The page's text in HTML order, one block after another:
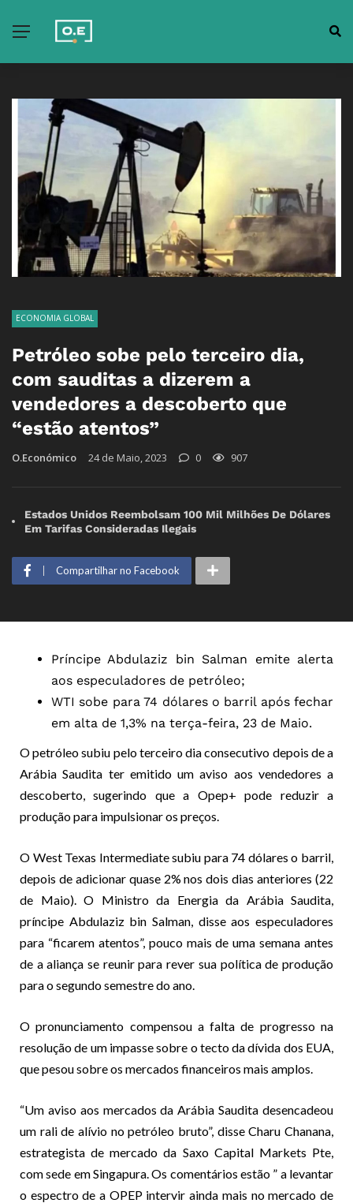
ECONOMIA GLOBAL
Petróleo sobe pelo terceiro dia,
com sauditas a dizerem a
vendedores a descoberto que
“estão atentos”
O.Económico 24 de Maio, 2023 0 907
Estados Unidos Reembolsam 100 Mil Milhões De Dólares
Em Tarifas Consideradas Ilegais
Compartilhar no Facebook
Príncipe Abdulaziz bin Salman emite alerta
aos especuladores de petróleo;
WTI sobe para 74 dólares o barril após fechar
em alta de 1,3% na terça-feira, 23 de Maio.
O petróleo subiu pelo terceiro dia consecutivo depois de a
Arábia Saudita ter emitido um aviso aos vendedores a
descoberto, sugerindo que a Opep+ pode reduzir a
produção para impulsionar os preços.
O West Texas Intermediate subiu para 74 dólares o barril,
depois de adicionar quase 2% nos dois dias anteriores (22
de Maio). O Ministro da Energia da Arábia Saudita,
príncipe Abdulaziz bin Salman, disse aos especuladores
para “ficarem atentos”, pouco mais de uma semana antes
de a aliança se reunir para rever sua política de produção
para o segundo semestre do ano.
O pronunciamento compensou a falta de progresso na
resolução de um impasse sobre o tecto da dívida dos EUA,
que pesou sobre os mercados financeiros mais amplos.
“Um aviso aos mercados da Arábia Saudita desencadeou
um rali de alívio no petróleo bruto”, disse Charu Chanana,
estrategista de mercado da Saxo Capital Markets Pte,
com sede em Singapura. Os comentários estão ” a levantar
o espectro de a OPEP intervir ainda mais no mercado de